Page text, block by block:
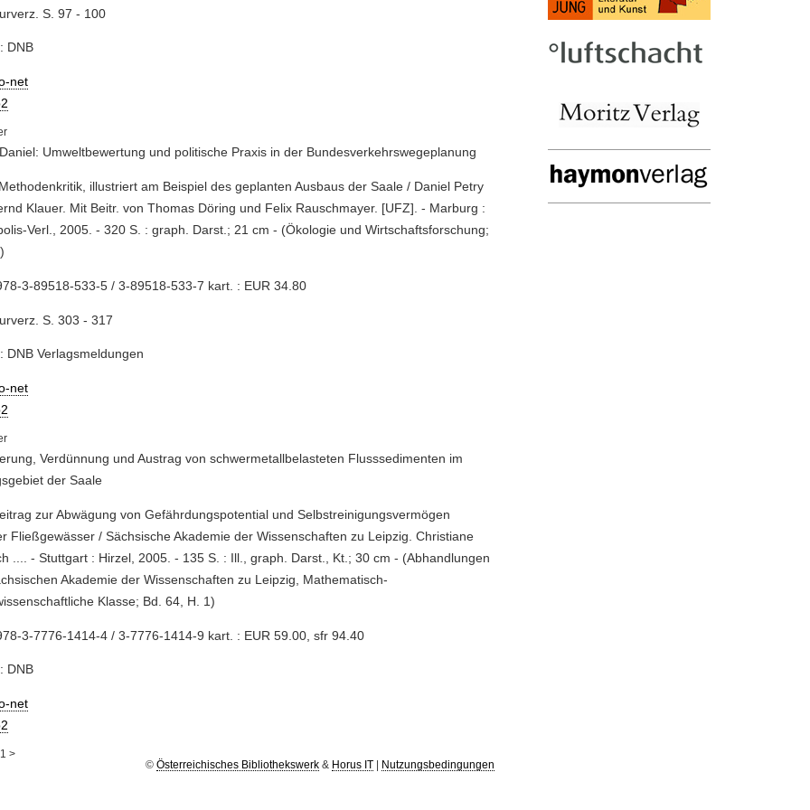
S. 97 - 100
DNB
net
Umweltbewertung und politische Praxis in der Bundesverkehrswegeplanung
illustriert am Beispiel des geplanten Ausbaus der Saale / Daniel Petry
Klauer. Mit Beitr. von Thomas Döring und Felix Rauschmayer. [UFZ]. - Marburg :
Verl., 2005. - 320 S. : graph. Darst.; 21 cm - (Ökologie und Wirtschaftsforschung;
3-89518-533-5 / 3-89518-533-7 kart. : EUR 34.80
S. 303 - 317
DNB Verlagsmeldungen
net
Verdünnung und Austrag von schwermetallbelasteten Flusssedimenten im
der Saale
zur Abwägung von Gefährdungspotential und Selbstreinigungsvermögen
Fließgewässer / Sächsische Akademie der Wissenschaften zu Leipzig. Christiane
.... - Stuttgart : Hirzel, 2005. - 135 S. : Ill., graph. Darst., Kt.; 30 cm - (Abhandlungen
Akademie der Wissenschaften zu Leipzig, Mathematisch-
Klasse; Bd. 64, H. 1)
3-7776-1414-4 / 3-7776-1414-9 kart. : EUR 59.00, sfr 94.40
DNB
net
1 >
© Österreichisches Bibliothekswerk& Horus IT| Nutzungsbedingungen